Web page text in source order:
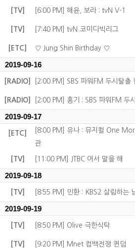
[TV] [6:00 PM] 해윤, 보라 : tvN V-1
[TV] [7:40 PM] tvN 코미디빅리그
[ETC] ♡ Jung Shin Birthday ♡
2019-09-16
[RADIO] [2:00 PM] SBS 파워FM 두시탈출
[RADIO] [2:00 PM] 홍기 : SBS 파워FM 두
2019-09-17
[ETC]
[8:00 PM] 유나 : 뮤지컬 One
관
[TV] [11:00 PM] JTBC 어서 말을 해
2019-09-18
[TV] [8:55 PM] 민환 : KBS2 살림하는
2019-09-19
[TV] [8:50 PM] Olive 극한식탁
[TV] [9:20 PM] Mnet 컴백전쟁 퀸덤